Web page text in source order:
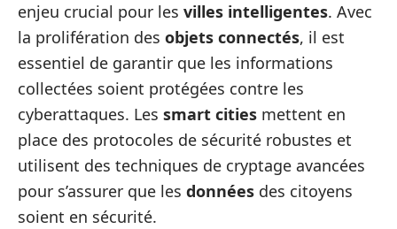
enjeu crucial pour les villes intelligentes. Avec
la prolifération des objets connectés, il est
essentiel de garantir que les informations
collectées soient protégées contre les
cyberattaques. Les smart cities mettent en
place des protocoles de sécurité robustes et
utilisent des techniques de cryptage avancées
pour s’assurer que les données des citoyens
soient en sécurité.